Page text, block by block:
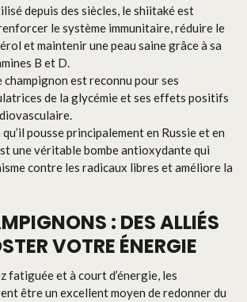
depuis des siècles, le shiitaké est
le système immunitaire, réduire le
et maintenir une peau saine grâce à sa
B et D.
champignon est reconnu pour ses
de la glycémie et ses effets positifs
qu’il pousse principalement en Russie et en
une véritable bombe antioxydante qui
contre les radicaux libres et améliore la
: DES ALLIÉS
VOTRE ÉNERGIE
fatiguée et à court d’énergie, les
être un excellent moyen de redonner du